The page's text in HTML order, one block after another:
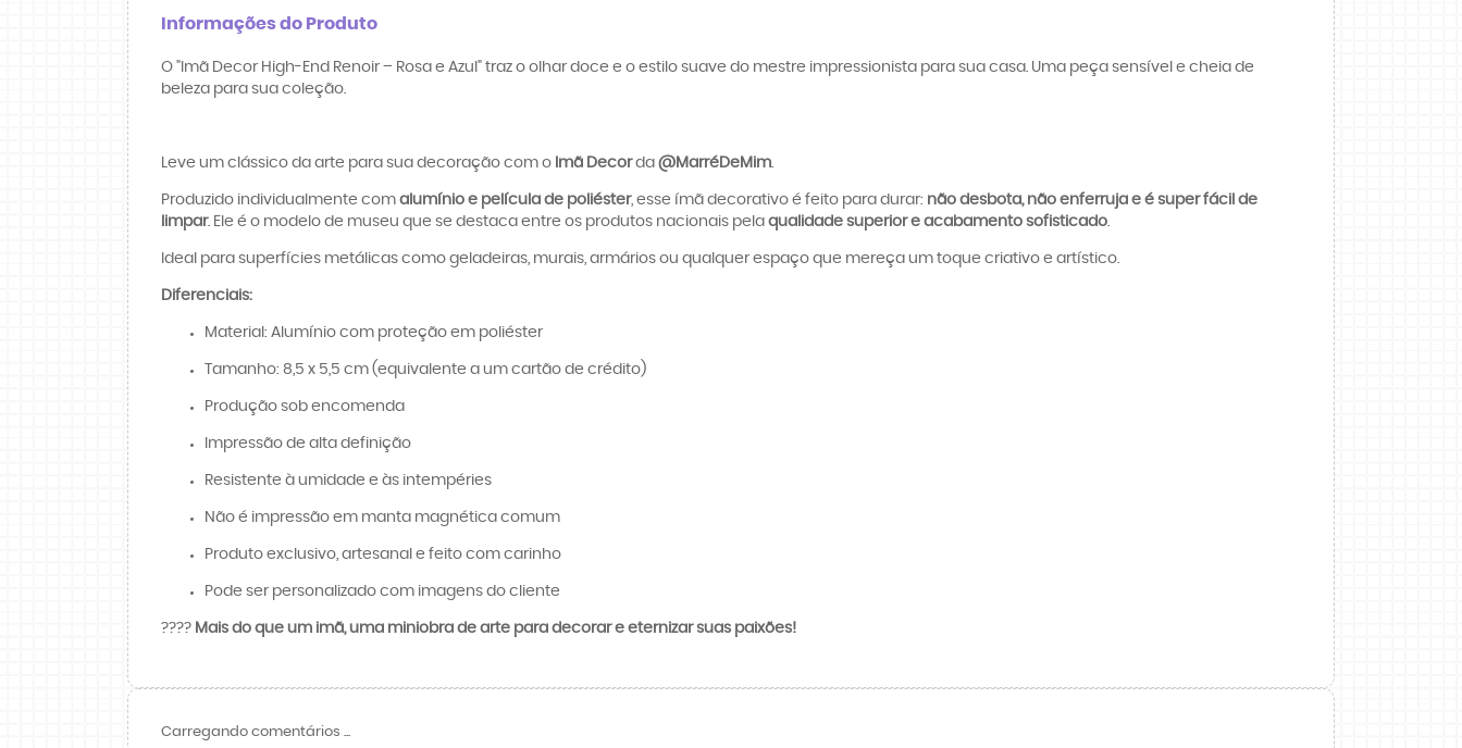
Informações do Produto
O "Imã Decor High-End Renoir – Rosa e Azul" traz o olhar doce e o estilo suave do mestre impressionista para sua casa. Uma peça sensível e cheia de
beleza para sua coleção.
Leve um clássico da arte para sua decoração com o Imã Decorda @MarréDeMim.
Produzido individualmente com alumínio e película de poliéster, esse ímã decorativo é feito para durar: não desbota, não enferruja e é super fácil de
limpar. Ele é o modelo de museu que se destaca entre os produtos nacionais pela qualidade superior e acabamento sofisticado.
Ideal para superfícies metálicas como geladeiras, murais, armários ou qualquer espaço que mereça um toque criativo e artístico.
Diferenciais:
Material: Alumínio com proteção em poliéster
Tamanho: 8,5 x 5,5 cm (equivalente a um cartão de crédito)
Produção sob encomenda
Impressão de alta definição
Resistente à umidade e às intempéries
Não é impressão em manta magnética comum
Produto exclusivo, artesanal e feito com carinho
Pode ser personalizado com imagens do cliente
????️ Mais do que um imã, uma miniobra de arte para decorar e eternizar suas paixões!
Carregando comentários ...